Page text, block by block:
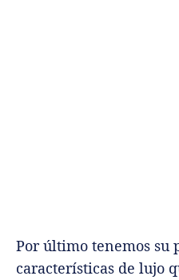
Por último tenemos su
características de lujo